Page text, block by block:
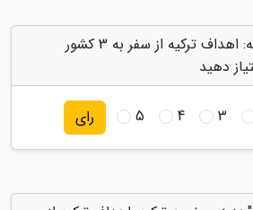
به "هزینه سفر به ترکیه: اهداف ترکیه از سفر به 3 کشور
دهید
3
4
5 رای